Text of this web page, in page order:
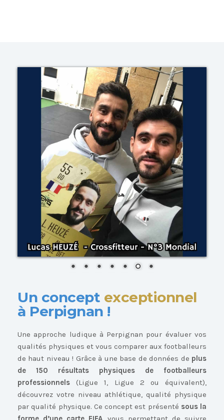
Un concept exceptionnel
à Perpignan !
Une approche ludique à Perpignan pour évaluer vos
qualités physiques et vous comparer aux footballeurs
de haut niveau ! Grâce à une base de données de plus
de 150 résultats physiques de footballeurs
professionnels (Ligue 1, Ligue 2 ou équivalent),
découvrez votre niveau athlétique, qualité physique
par qualité physique. Ce concept est présenté sous la